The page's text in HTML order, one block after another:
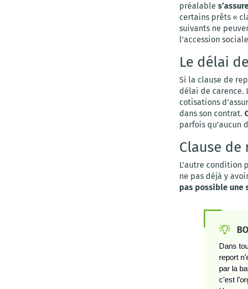
préalable
certains prêts «
suivants ne
l’accession
Le délai
Si la clause de
délai de carence.
cotisations
dans son contrat.
parfois qu’aucun
Clause
L’autre condition
ne pas déjà y
pas possible une
Dans
report
par la
c’est